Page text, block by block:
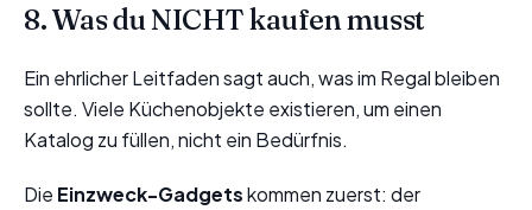
8. Was du NICHT kaufen musst
Ein ehrlicher Leitfaden sagt auch, was im Regal bleiben
sollte. Viele Küchenobjekte existieren, um einen
Katalog zu füllen, nicht ein Bedürfnis.
Die Einzweck-Gadgetskommen zuerst: der